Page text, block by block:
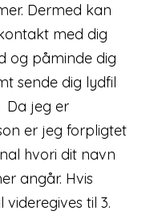
Dermed kan
med dig
og påminde dig
sende dig lydfil
Da jeg er
er jeg forpligtet
hvori dit navn
angår. Hvis
til 3.